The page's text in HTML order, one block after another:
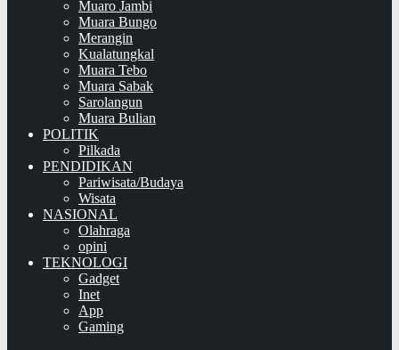
Muaro Jambi
Muara Bungo
Merangin
Kualatungkal
Muara Tebo
Muara Sabak
Sarolangun
Muara Bulian
POLITIK
Pilkada
PENDIDIKAN
Pariwisata/Budaya
Wisata
NASIONAL
Olahraga
opini
TEKNOLOGI
Gadget
Inet
App
Gaming